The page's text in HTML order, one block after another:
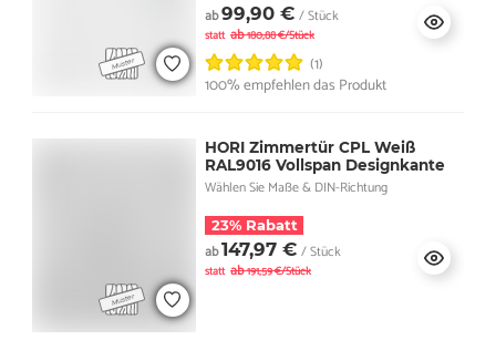
ab99,90 € / Stück
statt ab180,88 €/Stück
(1)
100% empfehlen das Produkt
HORI Zimmertür CPL Weiß
RAL9016 Vollspan Designkante
Wählen Sie Maße & DIN-Richtung
23% Rabatt
ab147,97 € / Stück
statt ab191,59 €/Stück